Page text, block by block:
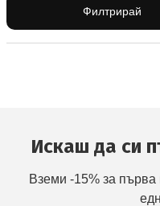
Филтрирай
Искаш да си
Вземи -15% за първа